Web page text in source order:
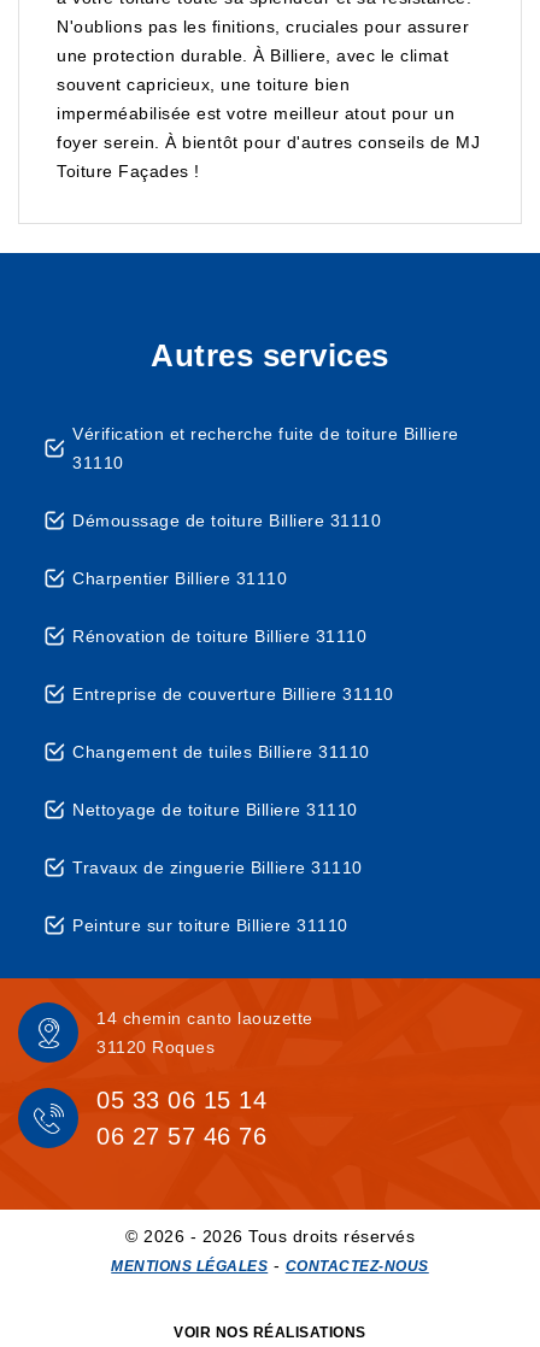
N'oublions pas les finitions, cruciales pour assurer
une protection durable. À Billiere, avec le climat
souvent capricieux, une toiture bien
imperméabilisée est votre meilleur atout pour un
foyer serein. À bientôt pour d'autres conseils de MJ
Toiture Façades !
Autres services
Vérification et recherche fuite de toiture Billiere
31110
Démoussage de toiture Billiere 31110
Charpentier Billiere 31110
Rénovation de toiture Billiere 31110
Entreprise de couverture Billiere 31110
Changement de tuiles Billiere 31110
Nettoyage de toiture Billiere 31110
Travaux de zinguerie Billiere 31110
Peinture sur toiture Billiere 31110
14 chemin canto laouzette
31120 Roques
05 33 06 15 14
06 27 57 46 76
© 2026 - 2026 Tous droits réservés
MENTIONS LÉGALES - CONTACTEZ-NOUS
VOIR NOS RÉALISATIONS